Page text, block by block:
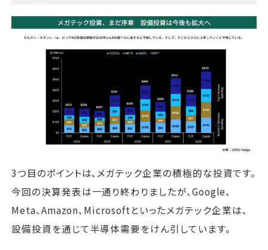
3つ目のポイントは、メガテック企業の積極的な投資です。
今回の決算発表は一通り終わりましたが、Google、
Meta、Amazon、Microsoftといったメガテック企業は、
設備投資を通じて半導体需要をけん引しています。